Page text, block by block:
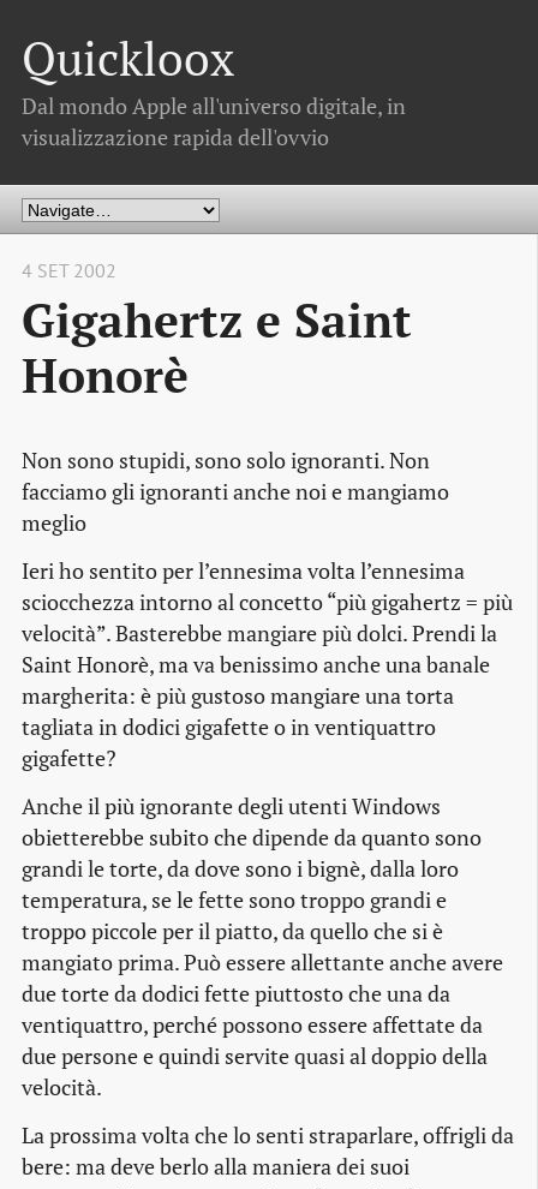
Quickloox
Dal mondo Apple all'universo digitale, in
visualizzazione rapida dell'ovvio
4 SET 2002
Gigahertz e Saint
Honorè
Non sono stupidi, sono solo ignoranti. Non
facciamo gli ignoranti anche noi e mangiamo
meglio
Ieri ho sentito per l’ennesima volta l’ennesima
sciocchezza intorno al concetto “più gigahertz = più
velocità”. Basterebbe mangiare più dolci. Prendi la
Saint Honorè, ma va benissimo anche una banale
margherita: è più gustoso mangiare una torta
tagliata in dodici gigafette o in ventiquattro
gigafette?
Anche il più ignorante degli utenti Windows
obietterebbe subito che dipende da quanto sono
grandi le torte, da dove sono i bignè, dalla loro
temperatura, se le fette sono troppo grandi e
troppo piccole per il piatto, da quello che si è
mangiato prima. Può essere allettante anche avere
due torte da dodici fette piuttosto che una da
ventiquattro, perché possono essere affettate da
due persone e quindi servite quasi al doppio della
velocità.
La prossima volta che lo senti straparlare, offrigli da
bere: ma deve berlo alla maniera dei suoi